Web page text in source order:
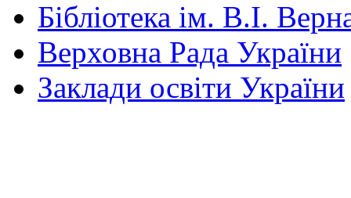
Бібліотека ім. В.І.
Верховна Рада України
Заклади освіти України